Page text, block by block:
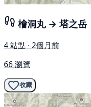
檜洞丸 → 塔之岳
4 站點 · 2個月前
66 瀏覽
收藏